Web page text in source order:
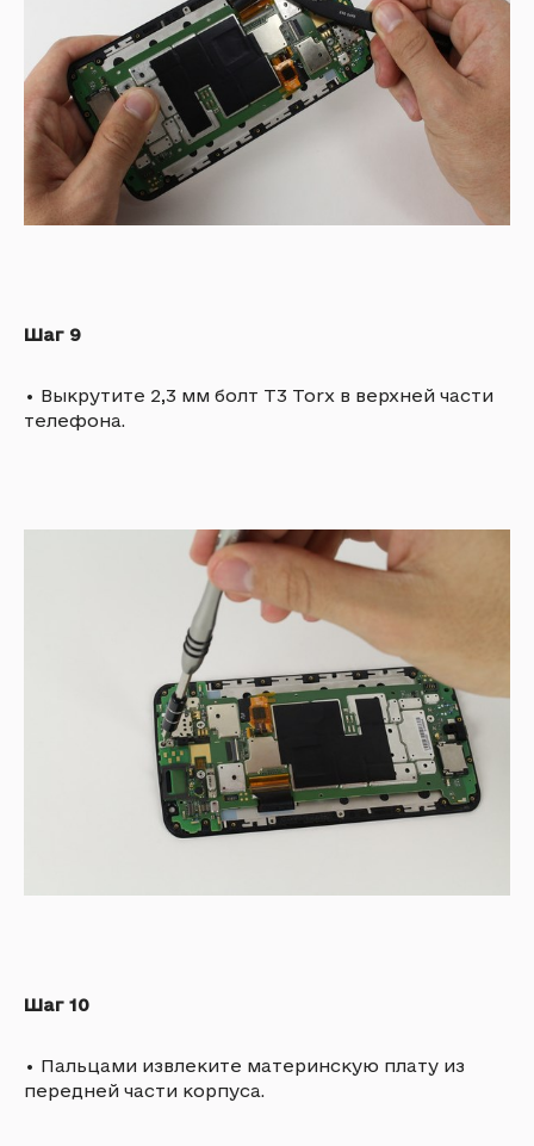
Шаг 9
• Выкрутите 2,3 мм болт T3 Torx в верхней части
телефона.
Шаг 10
• Пальцами извлеките материнскую плату из
передней части корпуса.